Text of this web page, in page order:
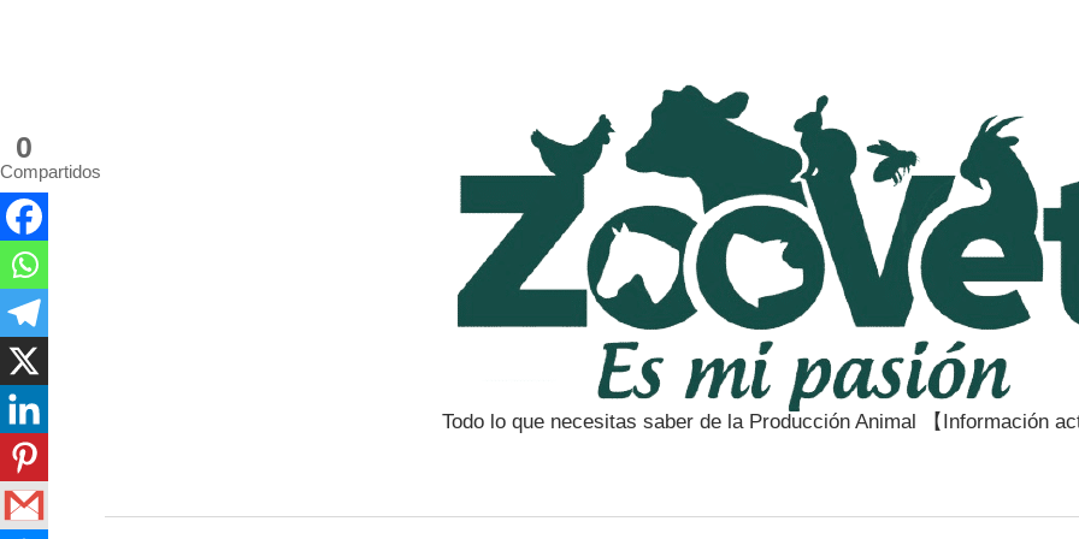
Todo lo que necesitas saber de la Producción Animal 【Información
0
Compartidos